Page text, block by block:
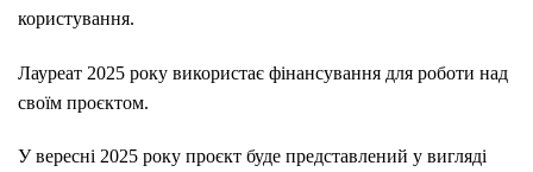
користування.
Лауреат 2025 року використає фінансування для роботи над
своїм проєктом.
Увересні 2025 року проєкт буде представлений у вигляді